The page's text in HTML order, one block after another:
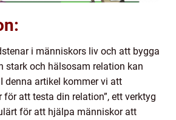
i människors liv och att bygga
stark och hälsosam relation kan
denna artikel kommer vi att
för att testa din relation”, ett verktyg
för att hjälpa människor att